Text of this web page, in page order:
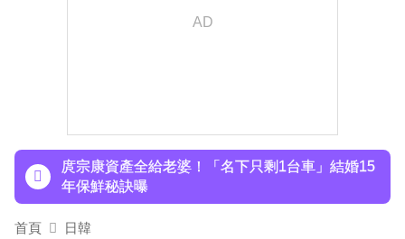
人無奈回應
庹宗康資產全給老婆！「名下只剩1台車」結婚15
年保鮮秘訣曝
百萬網紅失蹤3年遇害！遭閨密設局赴菲「綁架撕
首頁 日韓